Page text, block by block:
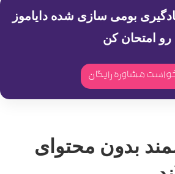
بومی سازی شده دایاموز
رو امتحان کن
مشاوره رایگان
بدون محتوای